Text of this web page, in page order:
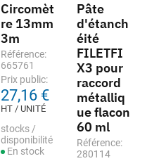
Circomèt
re 13mm
3m
Référence:
665761
Prix public:
27,16 €
HT / UNITÉ
stocks /
disponibilité
En stock
Pâte
d'étanch
éité
FILETFI
X3 pour
raccord
métalliq
ue flacon
60 ml
Référence:
280114